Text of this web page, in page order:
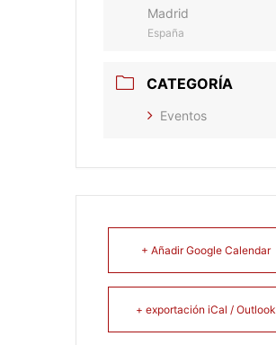
Madrid
España
CATEGORÍA
Eventos
+ Añadir Google Calendar
+ exportación iCal / Outlook